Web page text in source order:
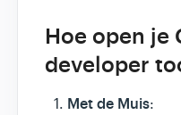
Hoe open je
developer
Met de Muis: